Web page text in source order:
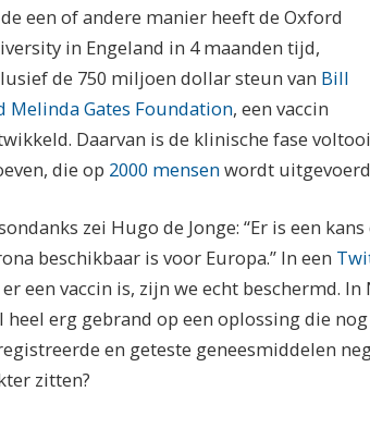
een of andere manier heeft de Oxford
in Engeland in 4 maanden tijd,
de 750 miljoen dollar steun van Bill
Melinda Gates Foundation, een vaccin
Daarvan is de klinische fase
die op 2000 mensenwordt
zei Hugo de Jonge: “Er is een
beschikbaar is voor Europa.” In een
een vaccin is, zijn we echt beschermd.
heel erg gebrand op een oplossing die
en geteste geneesmiddelen
zitten?